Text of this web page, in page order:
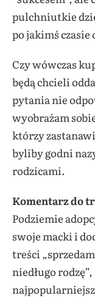
pulchniutkie
po jakimś czasie
Czy wówczas
będą chcieli
pytania nie
wyobrażam
którzy
byliby godni
rodzicami.
Komentarz do
Podziemie
swoje macki i
treści
niedługo